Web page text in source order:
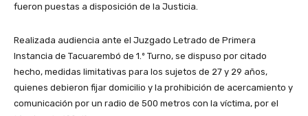
fueron puestas a disposición de la Justicia.
Realizada audiencia ante el Juzgado Letrado de Primera
Instancia de Tacuarembó de 1.º Turno, se dispuso por citado
hecho, medidas limitativas para los sujetos de 27 y 29 años,
quienes debieron fijar domicilio y la prohibición de acercamiento y
comunicación por un radio de 500 metros con la víctima, por el